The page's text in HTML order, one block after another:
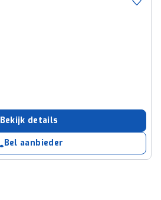
Bekijk details
Bel aanbieder